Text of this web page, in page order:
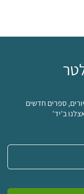
ספרים חדשים
ב'יד'